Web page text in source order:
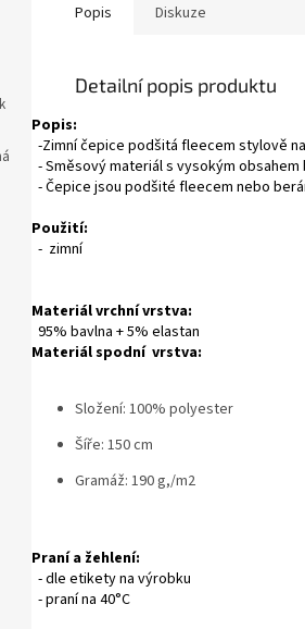
Popis Diskuze
Detailní popis produktu
Popis:
-Zimní čepice podšitá fleecem stylově
- Směsový materiál s vysokým
- Čepice jsou podšité fleecem nebo
Použití:
- zimní
Materiál vrchní vrstva:
95% bavlna + 5% elastan
Materiál spodní vrstva:
Složení: 100% polyester
Šíře: 150 cm
Gramáž: 190 g,/m2
Praní a žehlení:
- dle etikety na výrobku
- praní na 40°C